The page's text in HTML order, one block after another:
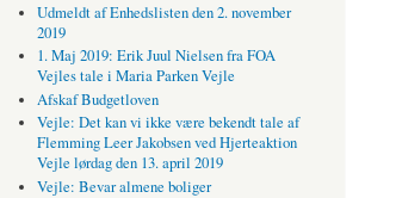
Udmeldt af Enhedslisten den 2. november
2019
1. Maj 2019: Erik Juul Nielsen fra FOA
Vejles tale i Maria Parken Vejle
Afskaf Budgetloven
Vejle: Det kan vi ikke være bekendt tale af
Flemming Leer Jakobsen ved Hjerteaktion
Vejle lørdag den 13. april 2019
Vejle: Bevar almene boliger